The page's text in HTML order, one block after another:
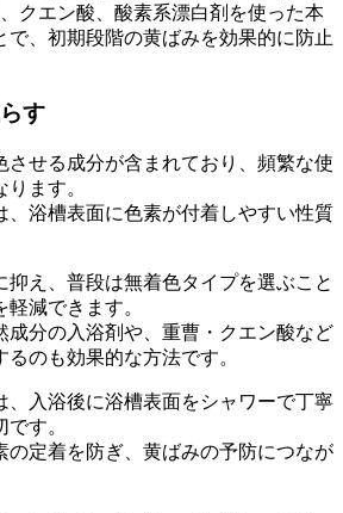
クエン酸、酸素系漂白剤を使った本
で、初期段階の黄ばみを効果的に防止
す
させる成分が含まれており、頻繁な使
ます。
、浴槽表面に色素が付着しやすい性質
抑え、普段は無着色タイプを選ぶこと
減できます。
成分の入浴剤や、重曹・クエン酸など
のも効果的な方法です。
、入浴後に浴槽表面をシャワーで丁寧
す。
の定着を防ぎ、黄ばみの予防につなが